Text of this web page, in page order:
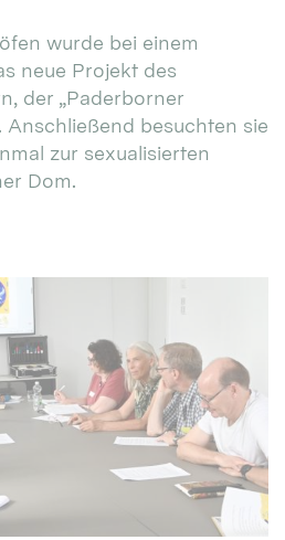
wurde bei einem
neue Projekt des
der „Paderborner
Anschließend besuchten sie
zur sexualisierten
Dom.